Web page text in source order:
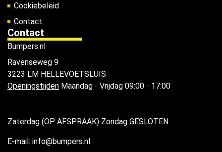
Cookiebeleid
Contact
Contact
Bumpers.nl
Ravenseweg 9
3223 LM HELLEVOETSLUIS
Openingstijden Maandag - Vrijdag 09:00 - 17:00
Zaterdag (OP AFSPRAAK) Zondag GESLOTEN
E-mail: info@bumpers.nl